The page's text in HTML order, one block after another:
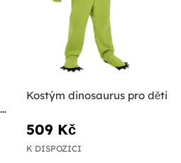
Kostým dinosaurus pro děti
509 Kč
K DISPOZICI